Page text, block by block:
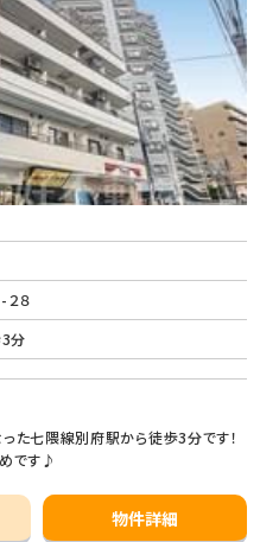
８
分
た七隈線別府駅から徒歩3分です！
です♪
物件詳細